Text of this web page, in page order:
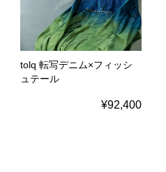
tolq 転写デニム×フィッシ
ュテール
¥92,400